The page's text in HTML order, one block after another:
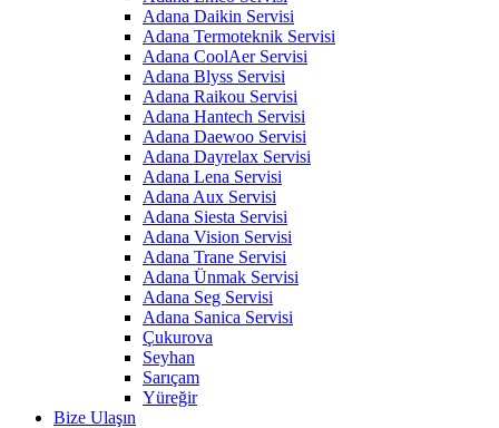
Adana Daikin Servisi
Adana Termoteknik Servisi
Adana CoolAer Servisi
Adana Blyss Servisi
Adana Raikou Servisi
Adana Hantech Servisi
Adana Daewoo Servisi
Adana Dayrelax Servisi
Adana Lena Servisi
Adana Aux Servisi
Adana Siesta Servisi
Adana Vision Servisi
Adana Trane Servisi
Adana Ünmak Servisi
Adana Seg Servisi
Adana Sanica Servisi
Çukurova
Seyhan
Sarıçam
Yüreğir
Bize Ulaşın